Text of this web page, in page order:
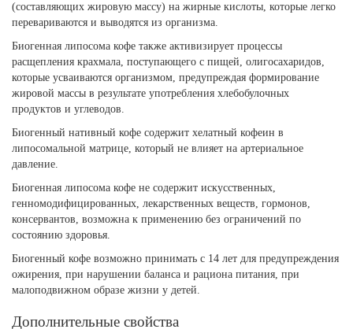
(составляющих жировую массу) на жирные кислоты, которые легко
перевариваются и выводятся из организма.
Биогенная липосома кофе также активизирует процессы
расщепления крахмала, поступающего с пищей, олигосахаридов,
которые усваиваются организмом, предупреждая формирование
жировой массы в результате употребления хлебобулочных
продуктов и углеводов.
Биогенный нативный кофе содержит хелатный кофеин в
липосомальной матрице, который не влияет на артериальное
давление.
Биогенная липосома кофе не содержит искусственных,
генномодифицированных, лекарственных веществ, гормонов,
консервантов, возможна к применению без ограничений по
состоянию здоровья.
Биогенный кофе возможно принимать с 14 лет для предупреждения
ожирения, при нарушении баланса и рациона питания, при
малоподвижном образе жизни у детей.
Дополнительные свойства